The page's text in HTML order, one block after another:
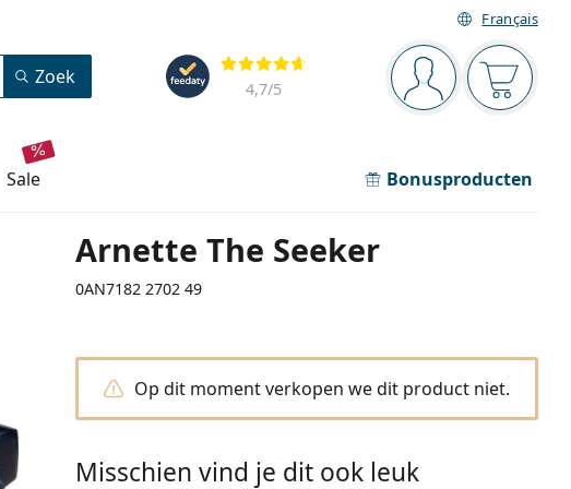
Français
Navigatie
Je bent ingelogd
Jouw
Beoordelingen
4,7/5
Zoek
sale Bonusproducten
Arnette The Seeker
0AN7182 2702 49
Op dit moment verkopen we dit product niet.
Misschien vind je dit ook leuk